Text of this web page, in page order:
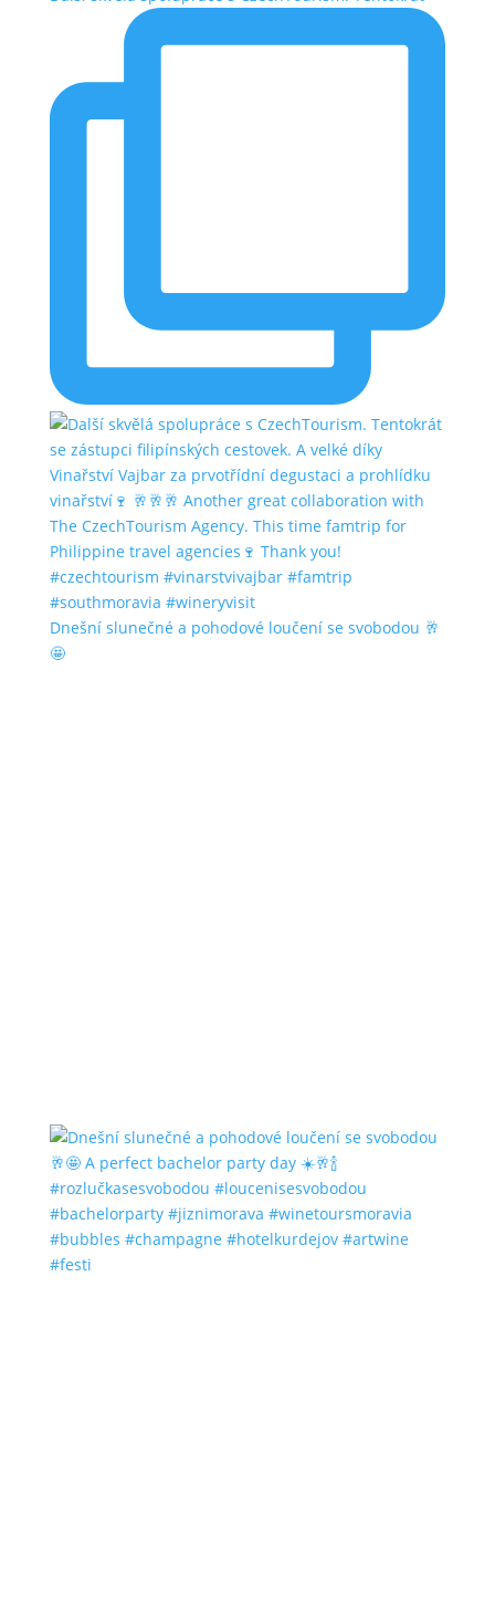
Dnešní slunečné a pohodové loučení se svobodou 🥂
🤩
#bubbles #champagne #hotelkurdejov #artwine
#festi